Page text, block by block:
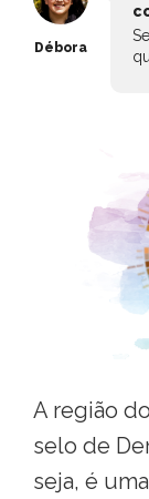
Débora
A região
selo de
seja, é